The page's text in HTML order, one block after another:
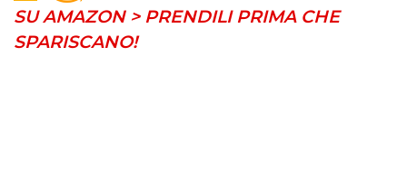
SU AMAZON > PRENDILI PRIMA CHE
SPARISCANO!